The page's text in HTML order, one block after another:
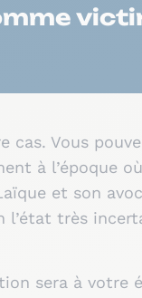
Vous
à l’époque
et son
l’état très
sera à votre